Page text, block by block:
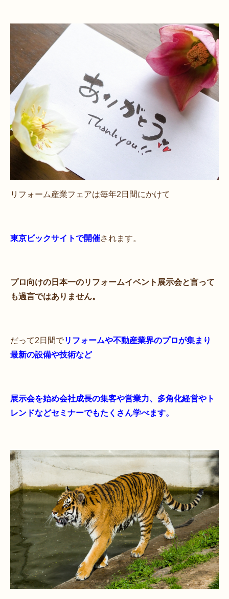
リフォーム産業フェアは毎年2日間にかけて
東京ビックサイトで開催されます。
プロ向けの日本一のリフォームイベント展示会と言って
も過言ではありません。
だって2日間でリフォームや不動産業界のプロが集まり
最新の設備や技術など
展示会を始め会社成長の集客や営業力、多角化経営やト
レンドなどセミナーでもたくさん学べます。